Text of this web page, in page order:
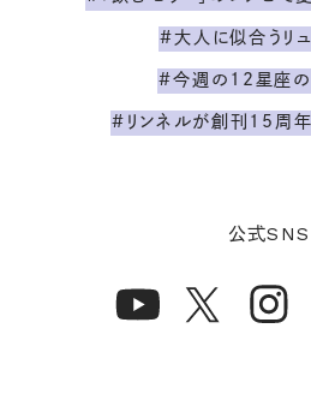
#大人に似合うリ
#今週の12星座の
#リンネルが創刊15周年
公式SNS